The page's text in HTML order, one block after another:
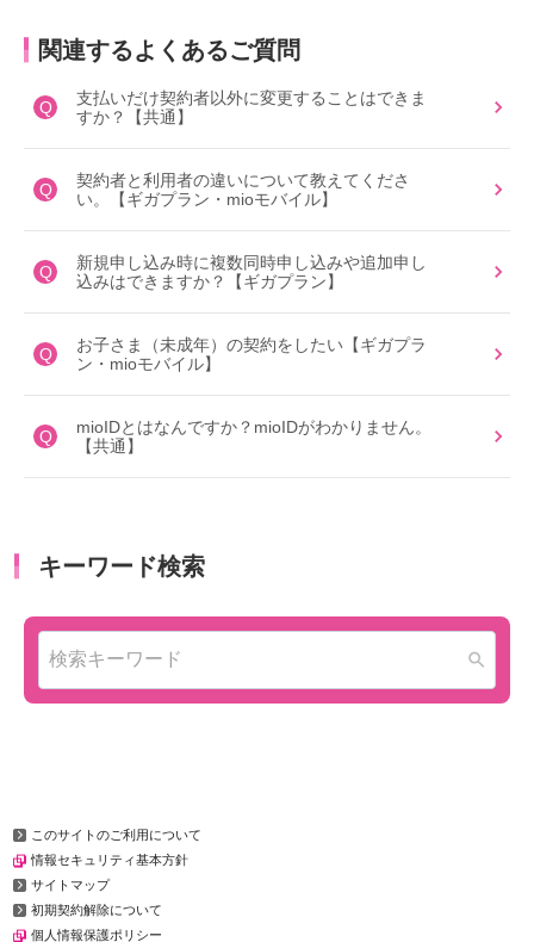
関連するよくあるご質問
Q
支払いだけ契約者以外に変更することはできま
すか？【共通】
Q
契約者と利用者の違いについて教えてくださ
い。【ギガプラン・mioモバイル】
Q
新規申し込み時に複数同時申し込みや追加申し
込みはできますか？【ギガプラン】
Q
お子さま（未成年）の契約をしたい【ギガプラ
ン・mioモバイル】
Q
mioIDとはなんですか？mioIDがわかりません。
【共通】
このサイトのご利用について
情報セキュリティ基本方針
サイトマップ
初期契約解除について
個人情報保護ポリシー